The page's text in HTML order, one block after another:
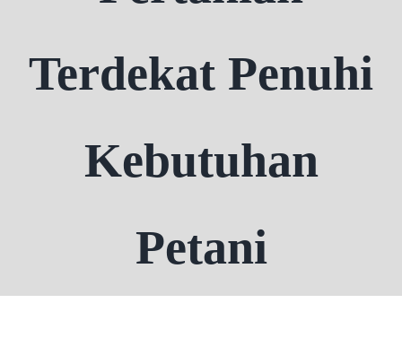
Terdekat Penuhi
Kebutuhan
Petani